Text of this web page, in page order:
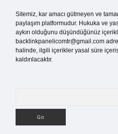
Sitemiz, kar amacı gütmeyen ve
paylaşım platformudur. Hukuka ve
aykırı olduğunu düşündüğünüz
backlinkpanelicomtr@gmail.com
halinde, ilgili içerikler yasal süre
kaldırılacaktır.